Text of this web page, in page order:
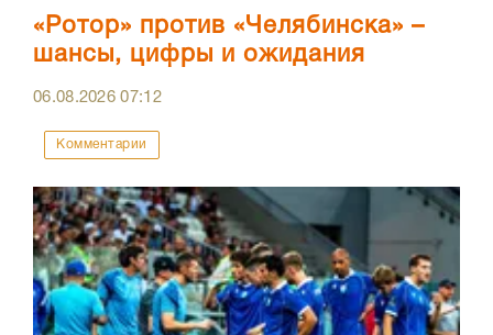
«Ротор» против «Челябинска» –
шансы, цифры и ожидания
06.08.202607:12
Комментарии